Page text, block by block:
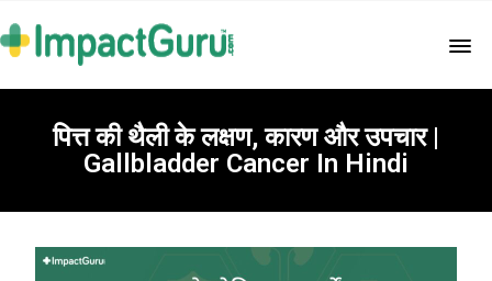
पित्त की थैली के लक्षण, कारण और उपचार |
Gallbladder Cancer In Hindi